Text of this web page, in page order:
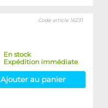
Code article 16231
En stock
Expédition immédiate
Ajouter au panier